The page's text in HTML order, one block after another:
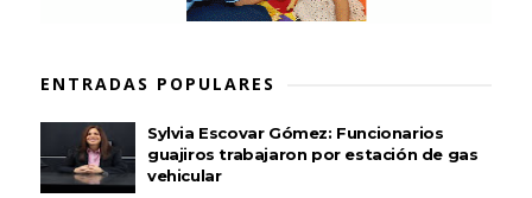
ENTRADAS POPULARES
Sylvia Escovar Gómez: Funcionarios
guajiros trabajaron por estación de gas
vehicular